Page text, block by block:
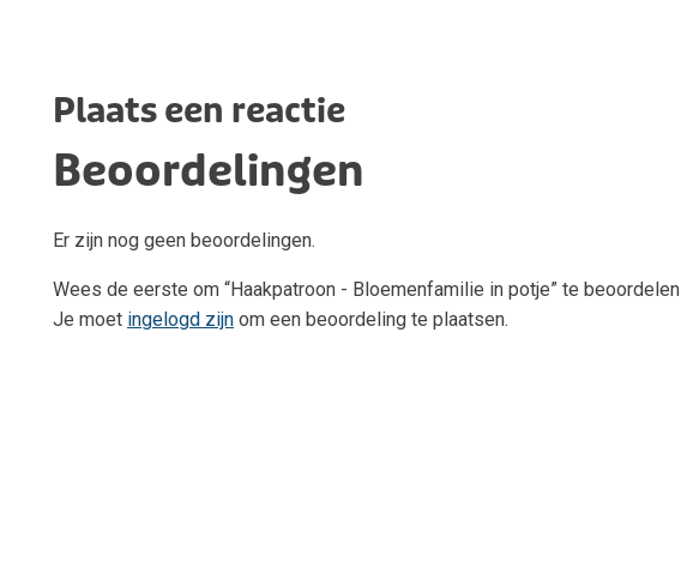
Plaats een reactie
Beoordelingen
Er zijn nog geen beoordelingen.
Wees de eerste om “Haakpatroon - Bloemenfamilie in potje” te beoordelen
Je moet ingelogd zijn om een beoordeling te plaatsen.